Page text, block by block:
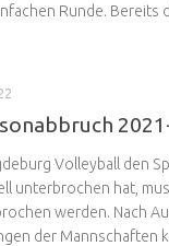
Runde. Bereits
Volleyball den
unterbrochen hat,
werden. Nach
der Mannschaften